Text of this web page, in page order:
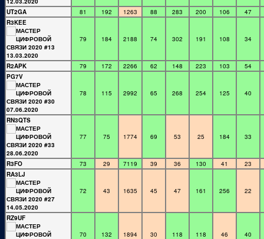
UT2GA 81 192 1263 88 283 200 106
47
R3KEE
79
184 2188 74 302 191 108 34
R2APK 79 172 2266 62 148 223 103
54
PG7V
78
115 2992 65 268 254 125 40
RN3QTS
77
75 1774 69 53 25 184 33
R3FO 73 29 7119 39 36 130 41
23
RA3LJ
72
43 1635 45 47 161 256 22
RZ9UF
70
132 1894 30 118 118 46 40